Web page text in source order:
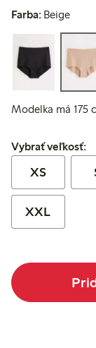
Farba: Beige
Modelka má 175
Vybrať veľkosť:
Vybrať veľkosť:
XS
XXL